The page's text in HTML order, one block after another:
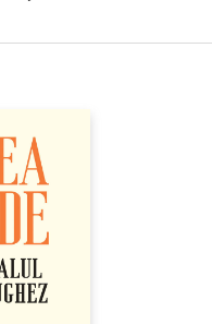
reaminteşte
Wildstein. A fost şi
A fost şi rămâne
bigot. Ceea ce-l
ceea ce-l face o voce
Est de azi, este refuzul
să se lase îmblânzit.“